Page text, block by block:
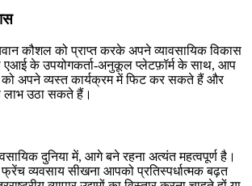
कौशल को प्राप्त करके अपने व्यावसायिक विकास
एआई के उपयोगकर्ता-अनुकूल प्लेटफ़ॉर्म के साथ, आप
अपने व्यस्त कार्यक्रम में फिट कर सकते हैं और
लाभ उठा सकते हैं।
दुनिया में, आगे बने रहना अत्यंत महत्वपूर्ण है।
व्यवसाय सीखना आपको प्रतिस्पर्धात्मक बढ़त